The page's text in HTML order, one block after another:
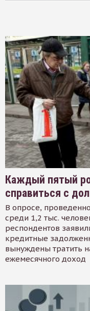
Каждый пятый
справиться с
В опросе,
среди 1,2 тыс.
респондентов
кредитные
вынуждены тратить
ежемесячного доход